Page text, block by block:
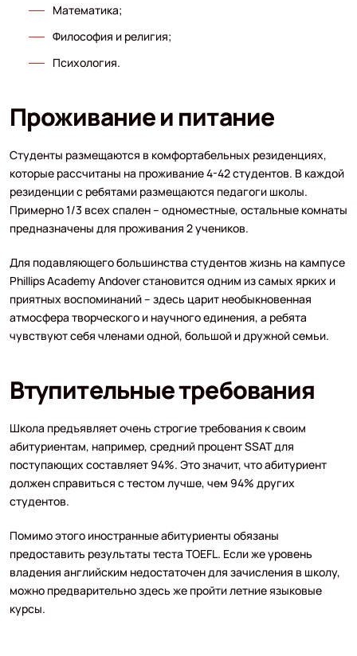
Математика;
Философия и религия;
Психология.
Проживание и питание
Студенты размещаются в комфортабельных резиденциях,
которые рассчитаны на проживание 4-42 студентов. В каждой
резиденции с ребятами размещаются педагоги школы.
Примерно 1/3 всех спален – одноместные, остальные комнаты
предназначены для проживания 2 учеников.
Для подавляющего большинства студентов жизнь на кампусе
Phillips Academy Andover становится одним из самых ярких и
приятных воспоминаний – здесь царит необыкновенная
атмосфера творческого и научного единения, а ребята
чувствуют себя членами одной, большой и дружной семьи.
Втупительные требования
Школа предъявляет очень строгие требования к своим
абитуриентам, например, средний процент SSAT для
поступающих составляет 94%. Это значит, что абитуриент
должен справиться с тестом лучше, чем 94% других
студентов.
Помимо этого иностранные абитуриенты обязаны
предоставить результаты теста TOEFL. Если же уровень
владения английским недостаточен для зачисления в школу,
можно предварительно здесь же пройти летние языковые
курсы.